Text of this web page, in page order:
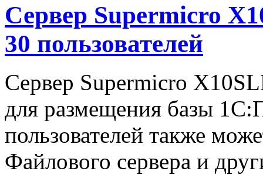
Сервер Supermicro
30 пользователей
Сервер Supermicro
для размещения базы
пользователей также
Файлового сервера и